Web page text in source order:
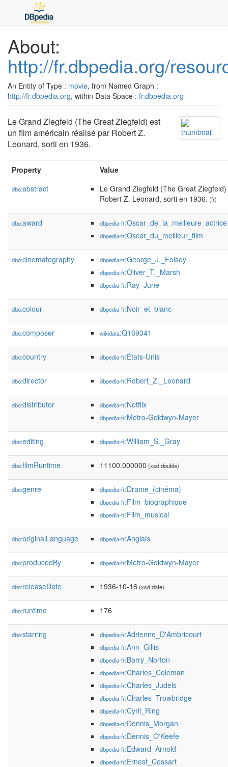
About:
http://fr.dbpedia.org/
An Entity of Type : movie, from Named Graph :
http://fr.dbpedia.org, within Data Space : fr.dbpedia.org
Le Grand Ziegfeld (The Great Ziegfeld) est
un film américain réalisé par Robert Z.
Leonard, sorti en 1936.
Property Value
dbo:abstract
Le Grand Ziegfeld (The Great
Robert Z. Leonard, sorti en 1936. (fr)
dbo:award dbpedia-fr:Oscar_de_la_meilleure_actrice
dbpedia-fr:Oscar_du_meilleur_film
dbo:cinematography dbpedia-fr:George_J._Folsey
dbpedia-fr:Oliver_T._Marsh
dbpedia-fr:Ray_June
dbo:colour dbpedia-fr:Noir_et_blanc
dbo:composer wikidata:Q169341
dbo:country dbpedia-fr:États-Unis
dbo:director dbpedia-fr:Robert_Z._Leonard
dbo:distributor dbpedia-fr:Netflix
dbpedia-fr:Metro-Goldwyn-Mayer
dbo:editing dbpedia-fr:William_S._Gray
dbo:filmRuntime 11100.000000 (xsd:double)
dbo:genre dbpedia-fr:Drame_(cinéma)
dbpedia-fr:Film_biographique
dbpedia-fr:Film_musical
dbo:originalLanguage dbpedia-fr:Anglais
dbo:producedBy dbpedia-fr:Metro-Goldwyn-Mayer
dbo:releaseDate 1936-10-16 (xsd:date)
dbo:runtime 176
dbo:starring dbpedia-fr:Adrienne_D'Ambricourt
dbpedia-fr:Ann_Gillis
dbpedia-fr:Barry_Norton
dbpedia-fr:Charles_Coleman
dbpedia-fr:Charles_Judels
dbpedia-fr:Charles_Trowbridge
dbpedia-fr:Cyril_Ring
dbpedia-fr:Dennis_Morgan
dbpedia-fr:Dennis_O'Keefe
dbpedia-fr:Edward_Arnold
dbpedia-fr:Ernest_Cossart